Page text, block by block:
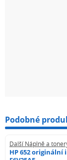
Podobné
Další Náplně a
HP 652